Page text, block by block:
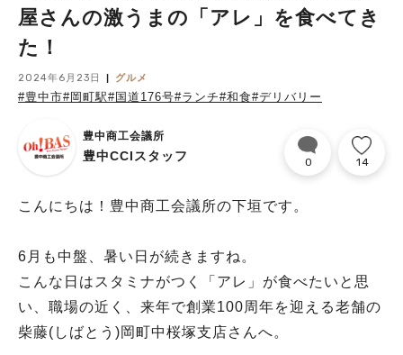
屋さんの激うまの「アレ」を食べてき
た！
2024年6月23日 グルメ
#豊中市#岡町駅#国道176号#ランチ#和食#デリバリー
豊中商工会議所
豊中CCIスタッフ 0 14
こんにちは！豊中商工会議所の下垣です。
6月も中盤、暑い日が続きますね。
こんな日はスタミナがつく「アレ」が食べたいと思
い、職場の近く、来年で創業100周年を迎える老舗の
柴藤(しばとう)岡町中桜塚支店さんへ。